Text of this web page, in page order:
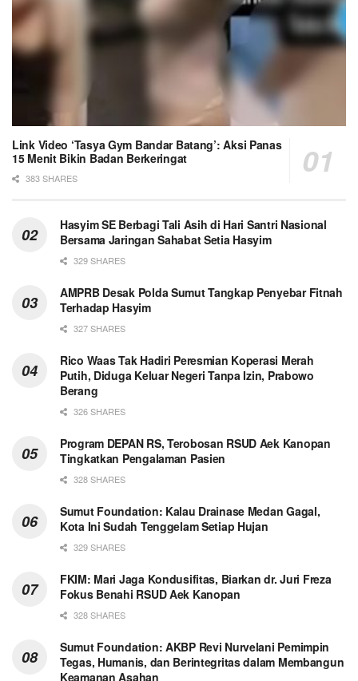
Link Video ‘Tasya Gym Bandar Batang’: Aksi Panas
15 Menit Bikin Badan Berkeringat
383 SHARES
Hasyim SE Berbagi Tali Asih di Hari Santri Nasional
Bersama Jaringan Sahabat Setia Hasyim
329 SHARES
AMPRB Desak Polda Sumut Tangkap Penyebar Fitnah
Terhadap Hasyim
327 SHARES
Rico Waas Tak Hadiri Peresmian Koperasi Merah
Putih, Diduga Keluar Negeri Tanpa Izin, Prabowo
Berang
326 SHARES
Program DEPAN RS, Terobosan RSUD Aek Kanopan
Tingkatkan Pengalaman Pasien
328 SHARES
Sumut Foundation: Kalau Drainase Medan Gagal,
Kota Ini Sudah Tenggelam Setiap Hujan
329 SHARES
FKIM: Mari Jaga Kondusifitas, Biarkan dr. Juri Freza
Fokus Benahi RSUD Aek Kanopan
328 SHARES
Sumut Foundation: AKBP Revi Nurvelani Pemimpin
Tegas, Humanis, dan Berintegritas dalam Membangun
Keamanan Asahan